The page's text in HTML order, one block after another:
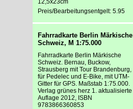
Preis/Bearbeitungsentgelt: 5.95
Fahrradkarte Berlin Märkische
Schweiz, M 1:75.000
Fahrradkarte Berlin Märkische
Schweiz. Bernau, Buckow,
Strausberg mit Tour Brandenburg,
für Pedelec und E-Bike, mit UTM-
Gitter für GPS. Maßstab 1:75.000.
Verlag grünes herz 1. aktualisierte
Auflage 2012, ISBN
9783866360853